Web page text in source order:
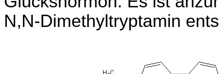
N,N-Dimethyltryptamin